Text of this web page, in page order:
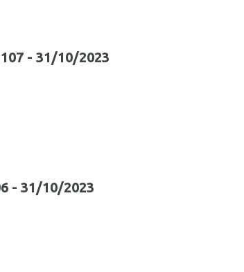
- 31/10/2023
- 31/10/2023